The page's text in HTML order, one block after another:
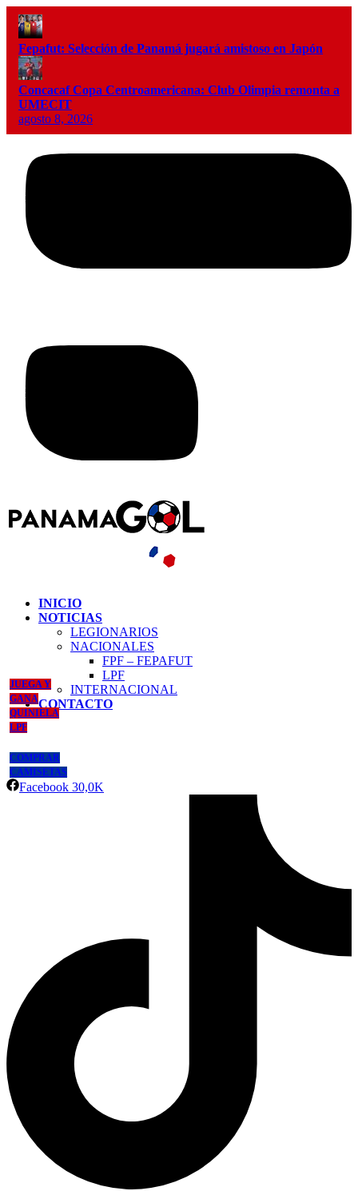
Fepafut: Selección de Panamá jugará amistoso en Japón
Concacaf Copa Centroamericana: Club Olimpia remonta a
UMECIT
agosto 8, 2026
INICIO
NOTICIAS
LEGIONARIOS
NACIONALES
FPF – FEPAFUT
LPF
INTERNACIONAL
CONTACTO
JUEGA Y
GANA
QUINIELA
LPF
COMPRAR
CAMISETAS
Facebook 30,0K